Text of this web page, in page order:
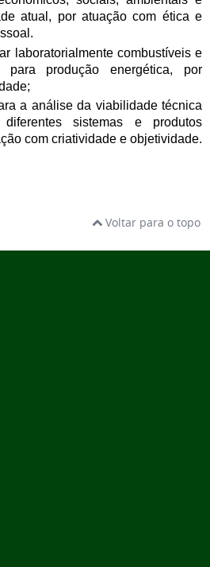
atual, por atuação com ética e
laboratorialmente combustíveis e
para produção energética, por
a análise da viabilidade técnica
sistemas e produtos
com criatividade e objetividade.
Voltar para o topo